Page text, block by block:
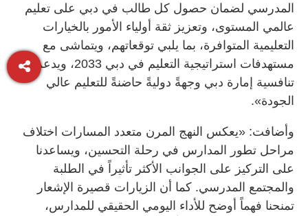
المدرسي لضمان حصول كل طالب في دبي على تعليم
عالمي المستوى، وتعزيز ثقة أولياء الأمور بالخيارات
التعليمية المتوافرة، بما يلبي توقعاتهم، ويتماشى مع
مستهدفات استراتيجية التعليم في دبي 2033، ويدعم
تنافسية إمارة دبي وجهةً دوليةً حاضنةً للتعليم عالي
الجودة».
وأضافت: «يعكس النهج المرن متعدد المسارات اختلاف
مراحل تطور المدارس في رحلة التحسين، ويساعدنا
على التركيز على الجوانب الأكثر تأثيراً في الطلبة
والمجتمع المدرسي. كما أن الزيارات قصيرة الإشعار
تمنحنا فهماً أوضح للأداء اليومي الحقيقي للمدارس،